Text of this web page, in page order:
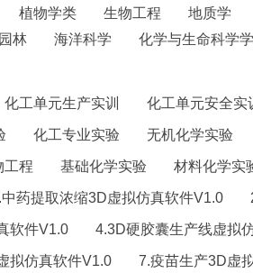
植物学类 生物工程 地质学
林 海洋科学 化学与生命科学
化工单元生产实训 化工单元安全实
化工专业实验 无机化学实验
工程 基础化学实验 材料化学实
中药提取浓缩3D虚拟仿真软件V1.0
软件V1.0 4.3D硬胶囊生产线虚拟
拟仿真软件V1.0 7.疫苗生产3D虚